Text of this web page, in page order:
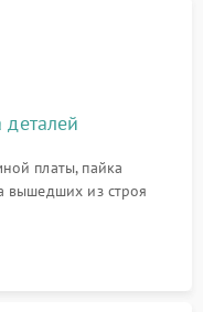
платы, пайка
вышедших из строя
неисправного
шлейфов и